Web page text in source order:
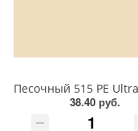
38.40 руб.